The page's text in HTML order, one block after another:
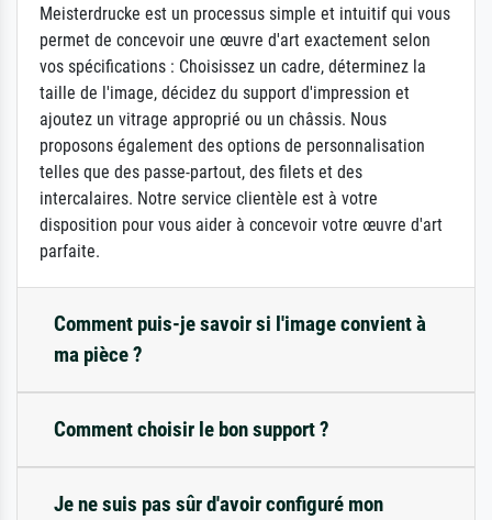
Meisterdrucke est un processus simple et intuitif qui vous
permet de concevoir une œuvre d'art exactement selon
vos spécifications : Choisissez un cadre, déterminez la
taille de l'image, décidez du support d'impression et
ajoutez un vitrage approprié ou un châssis. Nous
proposons également des options de personnalisation
telles que des passe-partout, des filets et des
intercalaires. Notre service clientèle est à votre
disposition pour vous aider à concevoir votre œuvre d'art
parfaite.
Comment puis-je savoir si l'image convient à
ma pièce ?
Comment choisir le bon support ?
Je ne suis pas sûr d'avoir configuré mon